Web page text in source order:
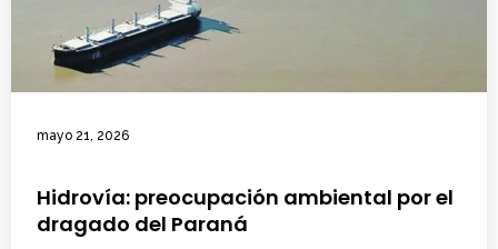
mayo 21, 2026
Hidrovía: preocupación ambiental por el
dragado del Paraná